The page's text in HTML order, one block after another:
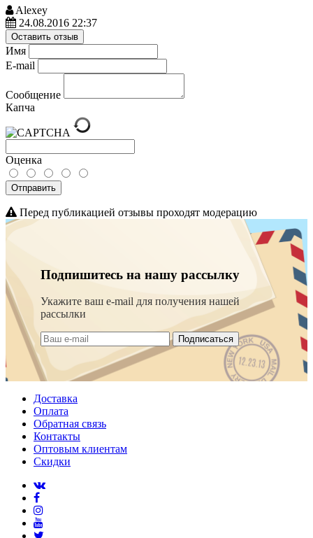
Alexey
24.08.2016 22:37
Оставить отзыв
Имя
E-mail
Сообщение
Капча
Оценка
Отправить
Перед публикацией отзывы проходят модерацию
Подпишитесь на нашу рассылку
Укажите ваш e-mail для получения нашей
рассылки
Подписаться
Доставка
Оплата
Обратная связь
Контакты
Оптовым клиентам
Скидки